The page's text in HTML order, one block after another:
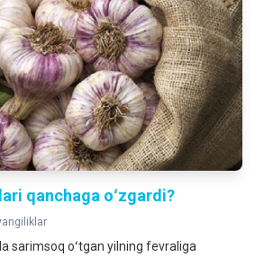
qanchaga oʻzgardi?
sarimsoq oʻtgan yilning fevraliga